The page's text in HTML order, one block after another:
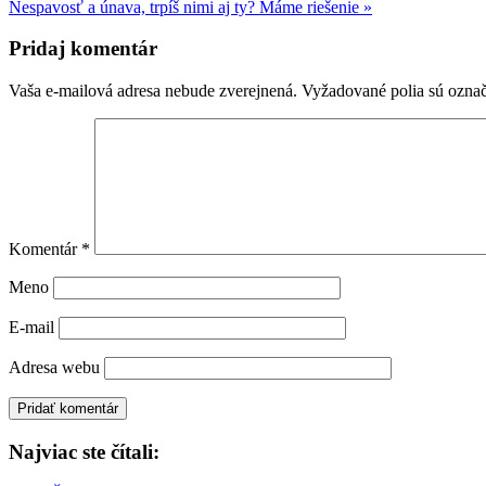
príspevok:
Nasledujúci
Nespavosť a únava, trpíš nimi aj ty? Máme riešenie »
Interactions
Pridaj komentár
Vaša e-mailová adresa nebude zverejnená. Vyžadované polia sú
Komentár *
Meno
E-mail
Adresa webu
Primary
Najviac ste čítali: